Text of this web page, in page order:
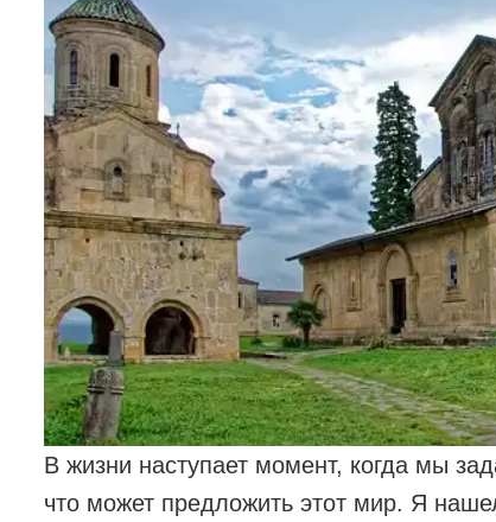
В жизни наступает момент, когда мы
что может предложить этот мир. Я